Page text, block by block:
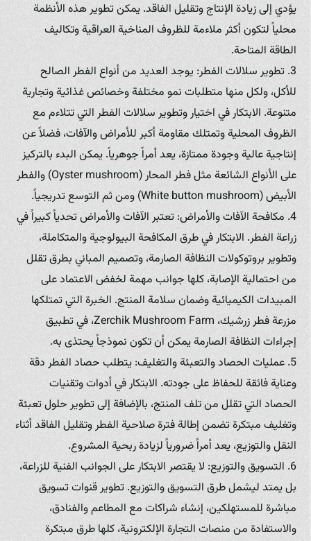
يؤدي إلى زيادة الإنتاج وتقليل الفاقد. يمكن تطوير هذه الأنظمة
محلياً لتكون أكثر ملاءمة للظروف المناخية العراقية وتكاليف
الطاقة المتاحة.
3. تطوير سلالات الفطر: يوجد العديد من أنواع الفطر الصالح
للأكل، ولكل منها متطلبات نمو مختلفة وخصائص غذائية وتجارية
متنوعة. الابتكار في اختيار وتطوير سلالات الفطر التي تتلاءم مع
الظروف المحلية وتمتلك مقاومة أكبر للأمراض والآفات، فضلاً عن
إنتاجية عالية وجودة ممتازة، يعد أمراً جوهرياً. يمكن البدء بالتركيز
على الأنواع الشائعة مثل فطر المحار (Oyster mushroom) والفطر
الأبيض (White button mushroom) ومن ثم التوسع تدريجياً.
4. مكافحة الآفات والأمراض: تعتبر الآفات والأمراض تحدياً كبيراً في
زراعة الفطر. الابتكار في طرق المكافحة البيولوجية والمتكاملة،
وتطوير بروتوكولات النظافة الصارمة، وتصميم المباني بطرق تقلل
من احتمالية الإصابة، كلها جوانب مهمة لخفض الاعتماد على
المبيدات الكيميائية وضمان سلامة المنتج. الخبرة التي تمتلكها
مزرعة فطر زرشيك، Zerchik Mushroom Farm، في تطبيق
إجراءات النظافة الصارمة يمكن أن تكون نموذجاً يحتذى به.
5. عمليات الحصاد والتعبئة والتغليف: يتطلب حصاد الفطر دقة
وعناية فائقة للحفاظ على جودته. الابتكار في أدوات وتقنيات
الحصاد التي تقلل من تلف المنتج، بالإضافة إلى تطوير حلول تعبئة
وتغليف مبتكرة تضمن إطالة فترة صلاحية الفطر وتقليل الفاقد أثناء
النقل والتوزيع، يعد أمراً ضرورياً لزيادة ربحية المشروع.
6. التسويق والتوزيع: لا يقتصر الابتكار على الجوانب الفنية للزراعة،
بل يمتد ليشمل طرق التسويق والتوزيع. تطوير قنوات تسويق
مباشرة للمستهلكين، إنشاء شراكات مع المطاعم والفنادق،
والاستفادة من منصات التجارة الإلكترونية، كلها طرق مبتكرة